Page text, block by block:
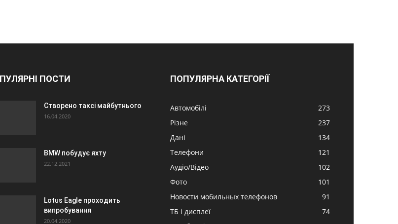
ПОСТИ
Створено таксі майбутнього
16.04.2020
BMW побудує яхту
22.12.2021
Lotus Eagle проходить
випробування
20.04.2020
ПОПУЛЯРНА КАТЕГОРІЇ
Автомобілі
273
Різне
237
Дані
134
Телефони
121
Аудіо/Відео
102
Фото
101
Новости мобильных телефонов
91
ТБ і дисплеї
74